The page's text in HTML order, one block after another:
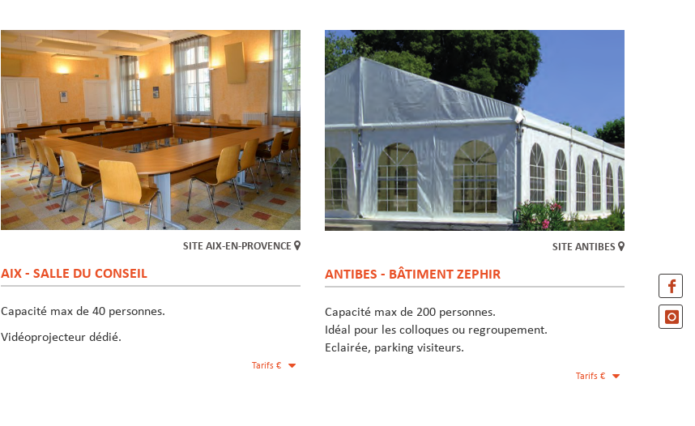
SITE AIX-EN-PROVENCE
AIX - SALLE DU CONSEIL
Capacité max de 40 personnes.
Vidéoprojecteur dédié.
Tarifs €
SITE ANTIBES
ANTIBES - BÂTIMENT ZEPHIR
Capacité max de 200 personnes.
Idéal pour les colloques ou regroupement.
Eclairée, parking visiteurs.
Tarifs €